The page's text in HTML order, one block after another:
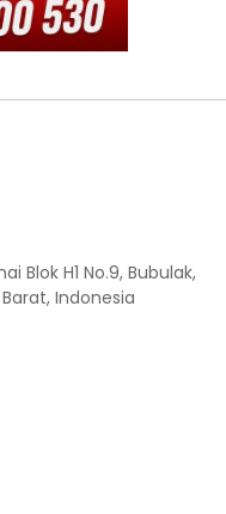
Blok H1 No.9, Bubulak,
Indonesia